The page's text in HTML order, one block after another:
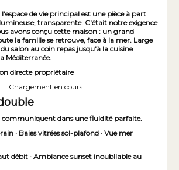
de vie principal est une pièce à part
transparente. C'était notre exigence
avons conçu cette maison : un grand
la famille se retrouve, face à la mer. Large
salon au coin repas jusqu'à la cuisine
Méditerranée.
directe propriétaire
Chargement en cours...
communiquent dans une fluidité parfaite.
· Baies vitrées sol-plafond · Vue mer
débit · Ambiance sunset inoubliable au